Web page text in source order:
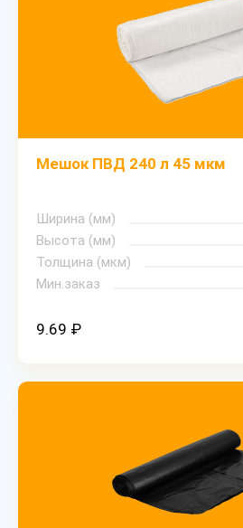
Мешок ПВД 240 л 45 мкм
Ширина (мм)
Высота (мм)
Толщина (мкм)
Мин.заказ
9.69 ₽